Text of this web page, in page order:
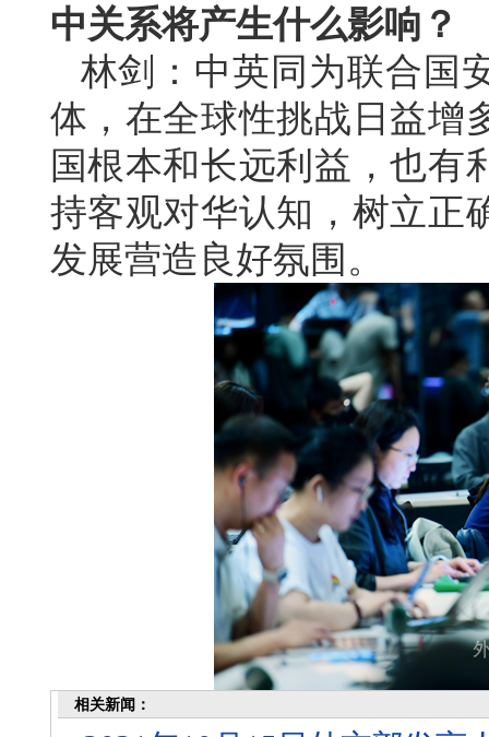
中关系将产生什么影响？
林剑：中英同为联合国
体，在全球性挑战日益增
国根本和长远利益，也有
持客观对华认知，树立正
发展营造良好氛围。
相关新闻：